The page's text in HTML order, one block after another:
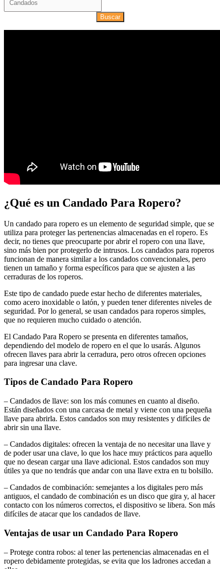
Buscar
¿Qué es un Candado Para Ropero?
Un candado para ropero es un elemento de seguridad simple, que se
utiliza para proteger las pertenencias almacenadas en el ropero. Es
decir, no tienes que preocuparte por abrir el ropero con una llave,
sino más bien por protegerlo de intrusos. Los candados para roperos
funcionan de manera similar a los candados convencionales, pero
tienen un tamaño y forma específicos para que se ajusten a las
cerraduras de los roperos.
Este tipo de candado puede estar hecho de diferentes materiales,
como acero inoxidable o latón, y pueden tener diferentes niveles de
seguridad. Por lo general, se usan candados para roperos simples,
que no requieren mucho cuidado o atención.
El Candado Para Ropero se presenta en diferentes tamaños,
dependiendo del modelo de ropero en el que lo usarás. Algunos
ofrecen llaves para abrir la cerradura, pero otros ofrecen opciones
para ingresar una clave.
Tipos de Candado Para Ropero
– Candados de llave: son los más comunes en cuanto al diseño.
Están diseñados con una carcasa de metal y viene con una pequeña
llave para abrirla. Estos candados son muy resistentes y difíciles de
abrir sin una llave.
– Candados digitales: ofrecen la ventaja de no necesitar una llave y
de poder usar una clave, lo que los hace muy prácticos para aquello
que no desean cargar una llave adicional. Estos candados son muy
útiles ya que no tendrás que andar con una llave extra en tu bolsillo.
– Candados de combinación: semejantes a los digitales pero más
antiguos, el candado de combinación es un disco que gira y, al hacer
contacto con los números correctos, el dispositivo se libera. Son más
difíciles de atacar que los candados de llave.
Ventajas de usar un Candado Para Ropero
– Protege contra robos: al tener las pertenencias almacenadas en el
ropero debidamente protegidas, se evita que los ladrones accedan a